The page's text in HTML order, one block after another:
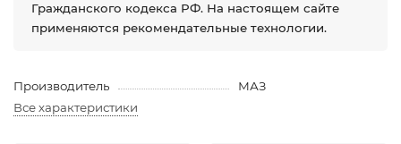
Гражданского кодекса РФ. На настоящем сайте
применяются рекомендательные технологии.
Производитель
МАЗ
Все характеристики